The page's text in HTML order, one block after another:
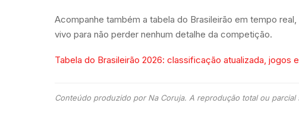
Acompanhe também a tabela do Brasileirão em tempo
vivo para não perder nenhum detalhe da competição.
Tabela do Brasileirão 2026: classificação atualizada, jogos
Conteúdo produzido por Na Coruja. A reprodução total ou